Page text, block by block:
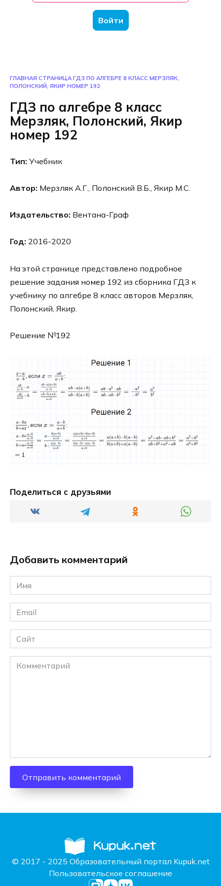
Войти
ГЛАВНАЯ СТРАНИЦА ГДЗ ПО АЛГЕБРЕ 8 КЛАСС МЕРЗЛЯК,
ПОЛОНСКИЙ, ЯКИР НОМЕР 192
ГДЗ по алгебре 8 класс
Мерзляк, Полонский, Якир
номер 192
Тип: Учебник
Автор: Мерзляк А.Г., Полонский В.Б., Якир М.С.
Издательство: Вентана-Граф
Год: 2016-2020
На этой странице представлено подробное
решение задания номер 192 из сборника ГДЗ к
учебнику по алгебре 8 класс авторов Мерзляк,
Полонский, Якир.
Решение №192
Поделиться с друзьями
Добавить комментарий
Имя
*
Email
*
Сайт
Комментарий
© 2017 - 2025 Образовательный портал Kupuk.net
Пользовательское соглашение